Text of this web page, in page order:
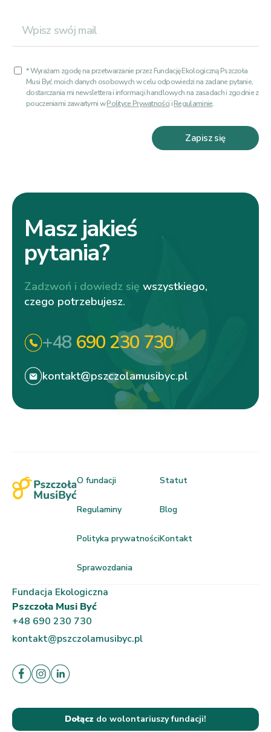
* Wyrażam zgodę na przetwarzanie przez Fundację Ekologiczną Pszczoła
Musi Być moich danych osobowych w celu odpowiedzi na zadane pytanie,
dostarczania mi newslettera i informacji handlowych na zasadach i zgodnie z
pouczeniami zawartymi wPolityce PrywatnościiRegulaminie.
Zapisz się
Masz jakieś
pytania?
Zadzwoń i dowiedz się wszystkiego,
czego potrzebujesz.
+48 690 230 730
kontakt@pszczolamusibyc.pl
O fundacji
Regulaminy
Polityka prywatności
Sprawozdania
Statut
Blog
Kontakt
Fundacja Ekologiczna
Pszczoła Musi Być
+48 690 230 730
kontakt@pszczolamusibyc.pl
Dołącz do wolontariuszy fundacji!